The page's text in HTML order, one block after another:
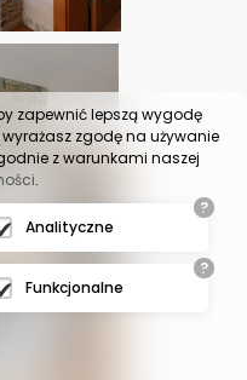
zapewnić lepszą wygodę
zgodę na używanie
z warunkami naszej
.
?
Analityczne
?
Funkcjonalne